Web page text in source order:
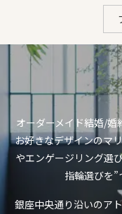
オーダーメイド結婚/
お好きなデザインのマ
やエンゲージリング選
指輪選びを
銀座中央通り沿いのア